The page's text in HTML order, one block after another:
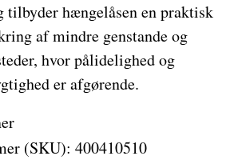
tilbyder hængelåsen en praktisk
af mindre genstande og
hvor pålidelighed og
er afgørende.
(SKU): 400410510